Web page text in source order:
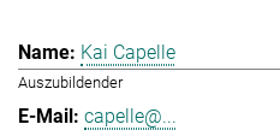
Kai Capelle
Auszubildender
capelle@...